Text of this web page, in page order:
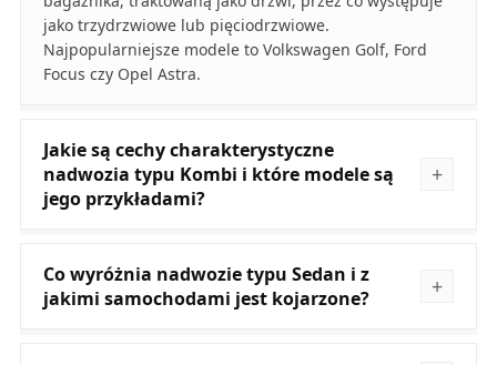
jako trzydrzwiowe lub pięciodrzwiowe.
Najpopularniejsze modele to Volkswagen Golf, Ford
Focus czy Opel Astra.
Jakie są cechy charakterystyczne
nadwozia typu Kombi i które modele są
jego przykładami?
Co wyróżnia nadwozie typu Sedan i z
jakimi samochodami jest kojarzone?